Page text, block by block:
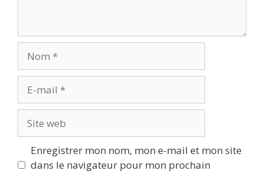
Enregistrer mon nom, mon e-mail et mon site
dans le navigateur pour mon prochain